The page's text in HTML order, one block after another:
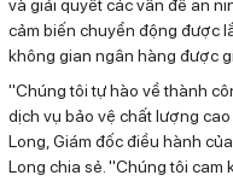
và giải quyết các vấn đề an
cảm biến chuyển động được
không gian ngân hàng được
"Chúng tôi tự hào về thành
dịch vụ bảo vệ chất lượng
Long, Giám đốc điều hành
Long chia sẻ. "Chúng tôi cam